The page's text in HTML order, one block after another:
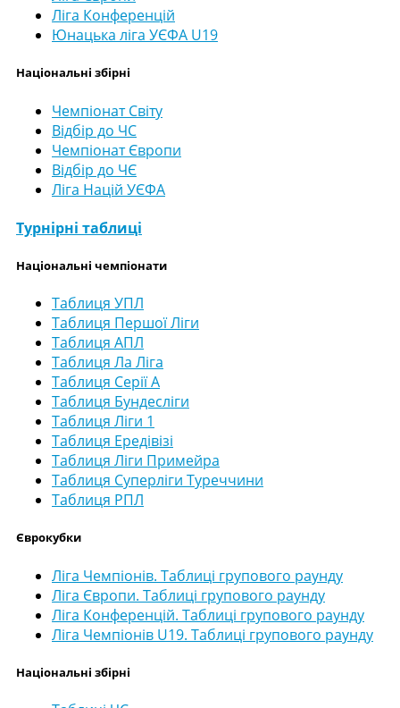
Ліга Конференцій
Юнацька ліга УЄФА U19
Національні збірні
Чемпіонат Світу
Відбір до ЧС
Чемпіонат Європи
Відбір до ЧЄ
Ліга Націй УЄФА
Турнірні таблиці
Національні чемпіонати
Таблиця УПЛ
Таблиця Першої Ліги
Таблиця АПЛ
Таблиця Ла Ліга
Таблиця Серії А
Таблиця Бундесліги
Таблиця Ліги 1
Таблиця Ередівізі
Таблиця Ліги Примейра
Таблиця Суперліги Туреччини
Таблиця РПЛ
Єврокубки
Ліга Чемпіонів. Таблиці групового раунду
Ліга Європи. Таблиці групового раунду
Ліга Конференцій. Таблиці групового раунду
Ліга Чемпіонів U19. Таблиці групового раунду
Національні збірні